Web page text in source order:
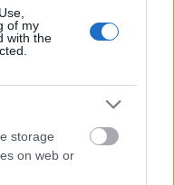
of my
with the
storage
on web or
felszín 88